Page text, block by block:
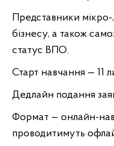
Представники
бізнесу, а також
статус ВПО.
Старт навчання — 11
Дедлайн подання
Формат — онлайн-
проводитимуть